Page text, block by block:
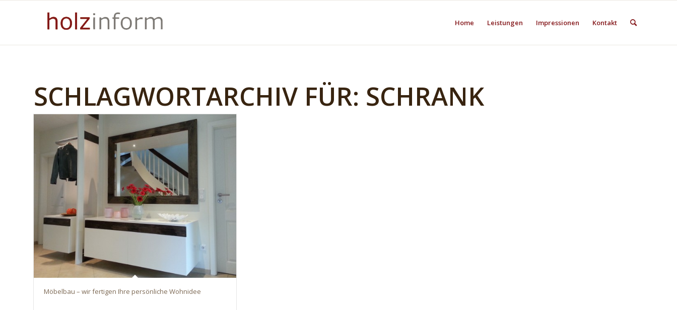
Home Leistungen Impressionen Kontakt
SCHLAGWORTARCHIV FÜR: SCHRANK
Möbelbau – wir fertigen Ihre persönliche Wohnidee